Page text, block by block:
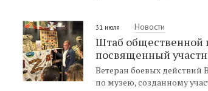
31 июля Новости
Штаб общественной
посвященный
Ветеран боевых действий
по музею, созданному